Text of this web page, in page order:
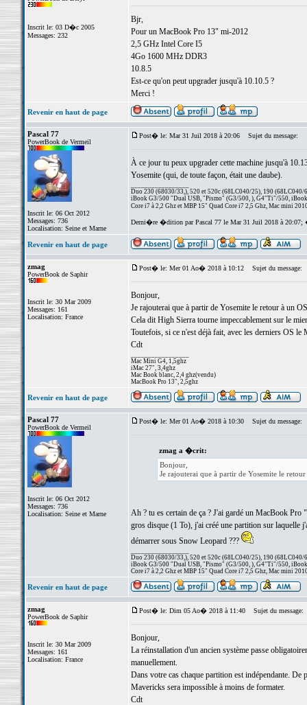
Inscrit le: 03 D�c 2005
Messages: 232
Bjr,
Pour un MacBook Pro 13" mi-2012
2,5 GHz Intel Core I5
4Go 1600 MHz DDR3
10.8.5
Est-ce qu'on peut upgrader jusqu'à 10.10.5 ?
Merci !
Revenir en haut de page
Pascal 77
PowerBook de Vermeil
Inscrit le: 06 Oct 2012
Messages: 736
Localisation: Seine et Marne
Post� le: Mar 31 Juil 2018 à 20:06 Sujet du message:
À ce jour tu peux upgrader cette machine jusqu'à
Yosemite (qui, de toute façon, était une daube).
Duo 230 (68030/33,), 520 et 520c (68LC040/25), 190 (68LC040/
iBook G3/500 "Dual USB, "Pismo" (G3/500, ), G4"Ti"/550,
Core i7 à 2,2 Ghz et MBP 15" Quad Core i7 2,5 Ghz, Mac mini
Derni�re �dition par Pascal 77 le Mar 31 Juil 2018 à
Revenir en haut de page
zmag
PowerBook de Saphir
Inscrit le: 30 Mar 2009
Messages: 161
Localisation: France
Post� le: Mer 01 Ao� 2018 à 10:12 Sujet du message:
Bonjour,
Je rajouterai que à partir de Yosemite le retour à un
Cela dit High Sierra tourne impeccablement sur le
Toutefois, si ce n'est déjà fait, avec les derniers OS
Cdt
Mac Mini G4, 1,5ghz
iMac 27", 3,4ghz
Mac Book blanc, 2,4 ghz(vendu)
MacBook Pro 13", 2,5ghz
Revenir en haut de page
Pascal 77
PowerBook de Vermeil
Inscrit le: 06 Oct 2012
Messages: 736
Localisation: Seine et Marne
Post� le: Mer 01 Ao� 2018 à 10:30 Sujet du message:
zmag a �crit:
Bonjour,
Je rajouterai que à partir de Yosemite le
Ah ? tu es certain de ça ? J'ai gardé un MacBook
gros disque (1 To), j'ai créé une partition sur laquelle
démarrer sous Snow Leopard ???
Duo 230 (68030/33,), 520 et 520c (68LC040/25), 190 (68LC040/
iBook G3/500 "Dual USB, "Pismo" (G3/500, ), G4"Ti"/550,
Core i7 à 2,2 Ghz et MBP 15" Quad Core i7 2,5 Ghz, Mac mini
Revenir en haut de page
zmag
PowerBook de Saphir
Inscrit le: 30 Mar 2009
Messages: 161
Localisation: France
Post� le: Dim 05 Ao� 2018 à 11:40 Sujet du message:
Bonjour,
La réinstallation d'un ancien système passe
manuellement.
Dans votre cas chaque partition est indépendante.
Mavericks sera impossible à moins de formater.
Cdt